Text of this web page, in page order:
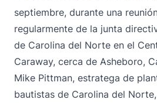
septiembre, durante una
regularmente de la junta
de Carolina del Norte en el
Caraway, cerca de Asheboro,
Mike Pittman, estratega de
bautistas de Carolina del